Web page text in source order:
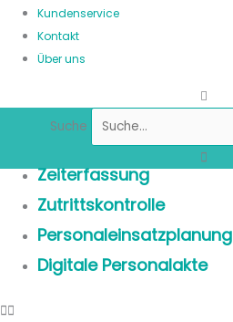
Kundenservice
Kontakt
Über uns
Suche
Zeiterfassung
Zutrittskontrolle
Personaleinsatzplanung
Digitale Personalakte